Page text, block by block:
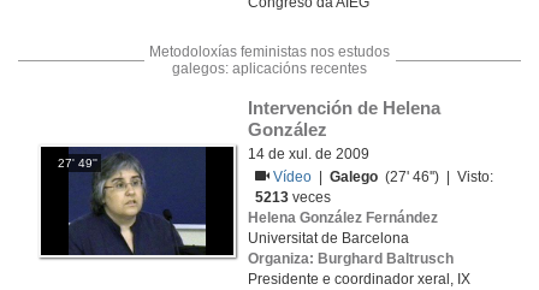
Metodoloxías feministas nos estudos
galegos: aplicacións recentes
27' 49''
Intervención de Helena
González
14 de xul. de 2009
Vídeo
|Galego (27' 46'') | Visto:
5213 veces
Helena González Fernández
Universitat de Barcelona
Organiza: Burghard Baltrusch
Presidente e coordinador xeral, IX